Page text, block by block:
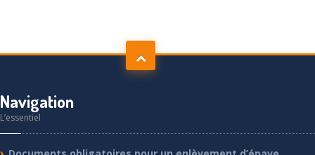
Navigation
L’essentiel